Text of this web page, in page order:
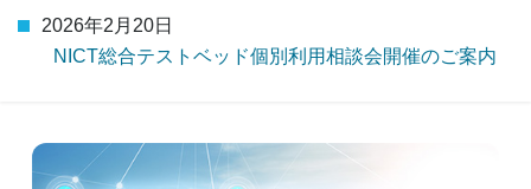
2026年2月20日
NICT総合テストベッド個別利用相談会開催のご案内